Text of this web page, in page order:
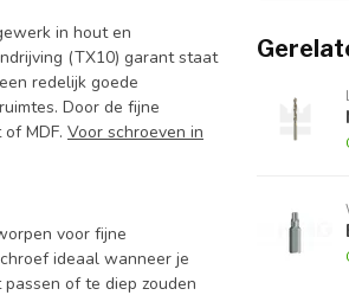
in hout en
(TX10) garant staat
redelijk goede
Door de fijne
MDF. Voor schroeven in
voor fijne
ideaal wanneer je
of te diep zouden